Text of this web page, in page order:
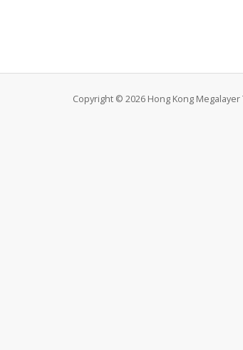
Copyright © 2026 Hong Kong